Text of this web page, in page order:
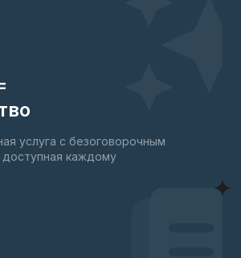
услуга с безоговорочным
каждому